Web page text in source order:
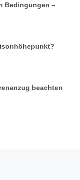
Bedingungen –
beachten